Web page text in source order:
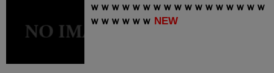
ｗｗｗｗｗｗｗｗｗｗｗｗｗｗｗｗｗ
ｗｗｗｗｗｗ NEW